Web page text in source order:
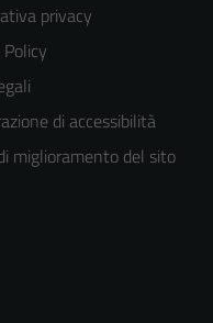
privacy
di accessibilità
miglioramento del sito